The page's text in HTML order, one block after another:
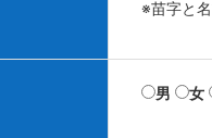
※苗字と
男 女